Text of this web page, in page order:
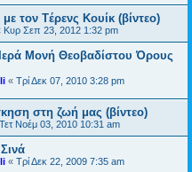
τον Tέρενς Κουίκ (βίντεο)
Κυρ Σεπ 23, 2012 1:32 pm
Μονή Θεοβαδίστου Όρους
« Τρί Δεκ 07, 2010 3:28 pm
στη ζωή μας (βίντεο)
Τετ Νοέμ 03, 2010 10:31 am
« Τρί Δεκ 22, 2009 7:35 am